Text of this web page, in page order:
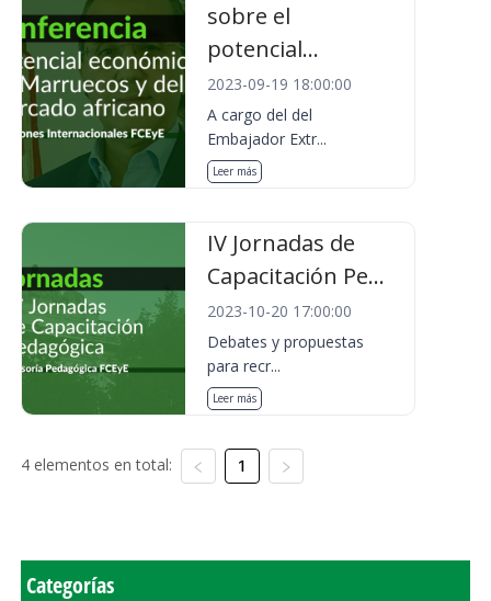
sobre el
potencial...
2023-09-19 18:00:00
A cargo del del
Embajador Extr...
Leer más
IV Jornadas de
Capacitación Pe...
2023-10-20 17:00:00
Debates y propuestas
para recr...
Leer más
4 elementos en total: 1
Categorías